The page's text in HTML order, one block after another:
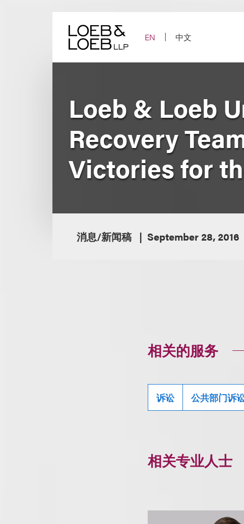
EN
中文
Loeb & Loeb
Recovery
Victories for
消息/新闻稿 September 28, 2016
相关的服务
诉讼 公共部门诉
相关专业人士